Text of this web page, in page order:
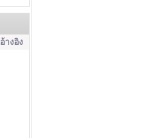
อ้างอิง